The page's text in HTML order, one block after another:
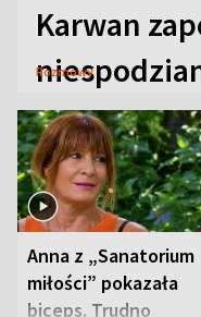
Karwan
Rozmowy
Anna z „Sanatorium
miłości” pokazała
biceps. Trudno